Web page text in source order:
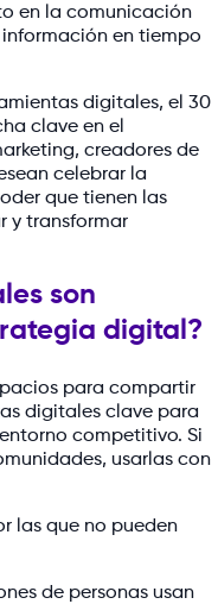
en la comunicación
en tiempo
digitales, el 30
clave en el
creadores de
celebrar la
que tienen las
y transformar
son
digital?
para compartir
digitales clave para
competitivo. Si
usarlas con
las que no pueden
de personas usan